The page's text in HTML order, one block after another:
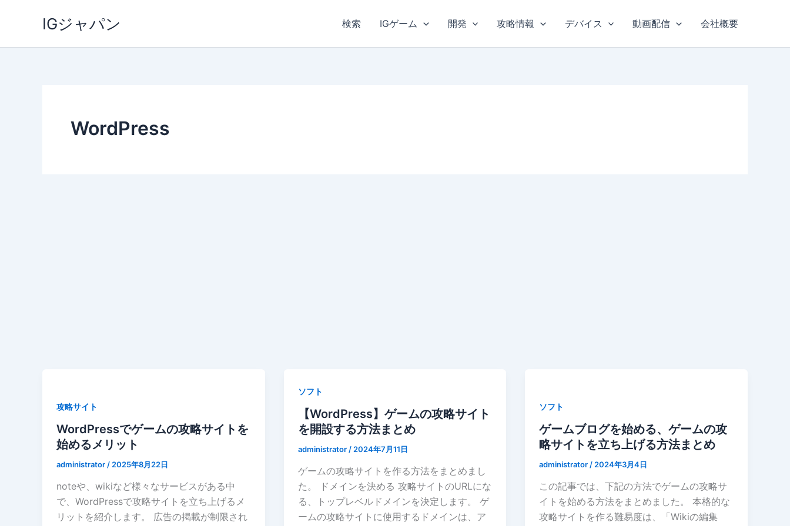
IGジャパン 検索 IGゲーム 開発 攻略情報 デバイス 動画配信 会社概要
WordPress
攻略サイト
WordPressでゲームの攻略サイトを
始めるメリット
administrator / 2025年8月22日
noteや、wikiなど様々なサービスがある中
で、WordPressで攻略サイトを立ち上げるメ
リットを紹介します。 広告の掲載が制限され
ソフト
【WordPress】ゲームの攻略サイト
を開設する方法まとめ
administrator / 2024年7月11日
ゲームの攻略サイトを作る方法をまとめまし
た。 ドメインを決める 攻略サイトのURLにな
る、トップレベルドメインを決定します。 ゲ
ームの攻略サイトに使用するドメインは、ア
ソフト
ゲームブログを始める、ゲームの攻
略サイトを立ち上げる方法まとめ
administrator / 2024年3月4日
この記事では、下記の方法でゲームの攻略サ
イトを始める方法をまとめました。 本格的な
攻略サイトを作る難易度は、「Wikiの編集